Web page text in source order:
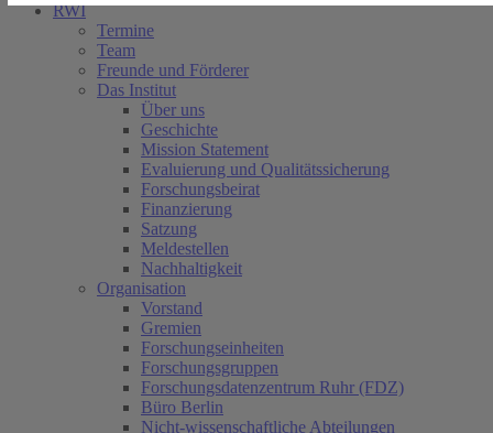
RWI
Termine
Team
Freunde und Förderer
Das Institut
Über uns
Geschichte
Mission Statement
Evaluierung und Qualitätssicherung
Forschungsbeirat
Finanzierung
Satzung
Meldestellen
Nachhaltigkeit
Organisation
Vorstand
Gremien
Forschungseinheiten
Forschungsgruppen
Forschungsdatenzentrum Ruhr (FDZ)
Büro Berlin
Nicht-wissenschaftliche Abteilungen